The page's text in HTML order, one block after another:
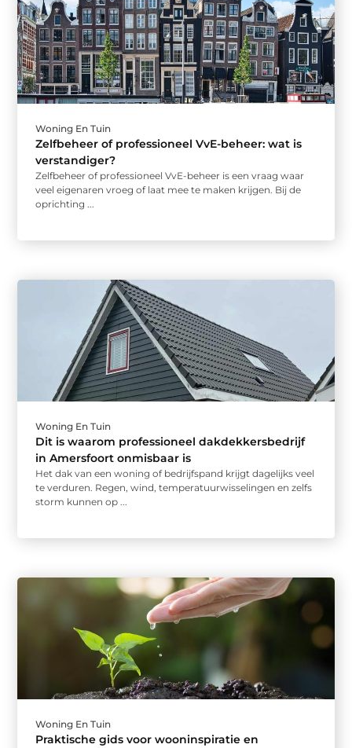
Woning En Tuin
Zelfbeheer of professioneel VvE-beheer: wat is
verstandiger?
Zelfbeheer of professioneel VvE-beheer is een vraag waar
veel eigenaren vroeg of laat mee te maken krijgen. Bij de
oprichting ...
Woning En Tuin
Dit is waarom professioneel dakdekkersbedrijf
in Amersfoort onmisbaar is
Het dak van een woning of bedrijfspand krijgt dagelijks veel
te verduren. Regen, wind, temperatuurwisselingen en zelfs
storm kunnen op ...
Woning En Tuin
Praktische gids voor wooninspiratie en